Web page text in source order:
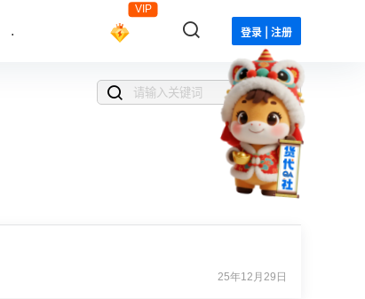
VIP
登录 | 注册
.
25年12月29日